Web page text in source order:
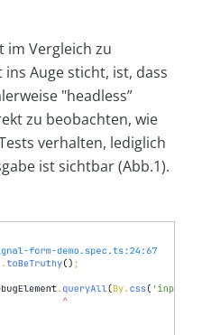
im Vergleich zu
Auge sticht, ist, dass
"headless”
zu beobachten, wie
verhalten, lediglich
ist sichtbar (Abb.1).